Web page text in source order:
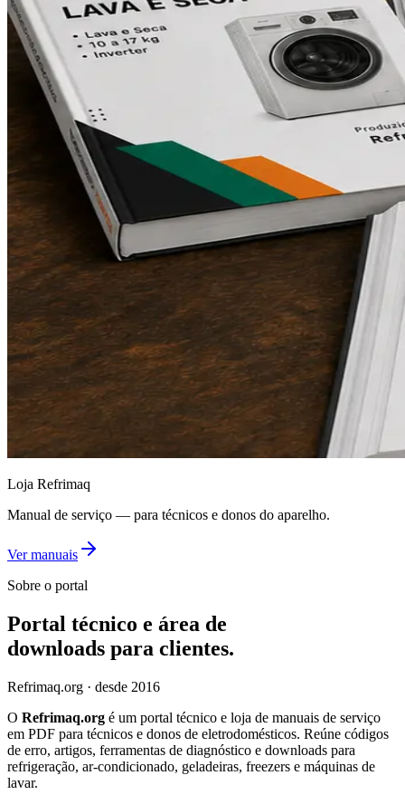
Loja Refrimaq
Manual de serviço — para técnicos e donos do aparelho.
Ver manuais
Sobre o portal
Portal técnico e área de
downloads para clientes.
Refrimaq.org · desde 2016
O Refrimaq.org é um portal técnico e loja de manuais de serviço
em PDF para técnicos e donos de eletrodomésticos. Reúne códigos
de erro, artigos, ferramentas de diagnóstico e downloads para
refrigeração, ar-condicionado, geladeiras, freezers e máquinas de
lavar.